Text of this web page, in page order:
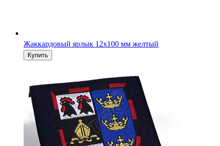
Жаккардовый ярлык 12х100 мм желтый